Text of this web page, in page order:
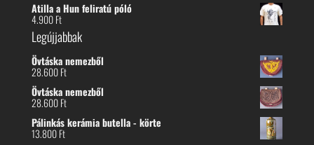
Atilla a Hun feliratú póló
4.900Ft
Legújjabbak
Övtáska nemezből
28.600Ft
Övtáska nemezből
28.600Ft
Pálinkás kerámia butella - körte
13.800Ft